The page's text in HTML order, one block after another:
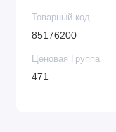
Товарный код
85176200
Ценовая Группа
471